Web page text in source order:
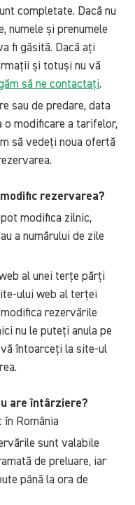
completate. Dacă nu
numele și prenumele
fi găsită. Dacă ați
și totuși nu vă
să ne contactați.
sau de predare, data
o modificare a tarifelor,
să vedeți noua ofertă
rezervarea?
modifica zilnic,
a numărului de zile
al unei terțe părți
ului web al terței
rezervările
nu le puteți anula pe
întoarceți la site-ul
are întârziere?
România
sunt valabile
de preluare, iar
până la ora de